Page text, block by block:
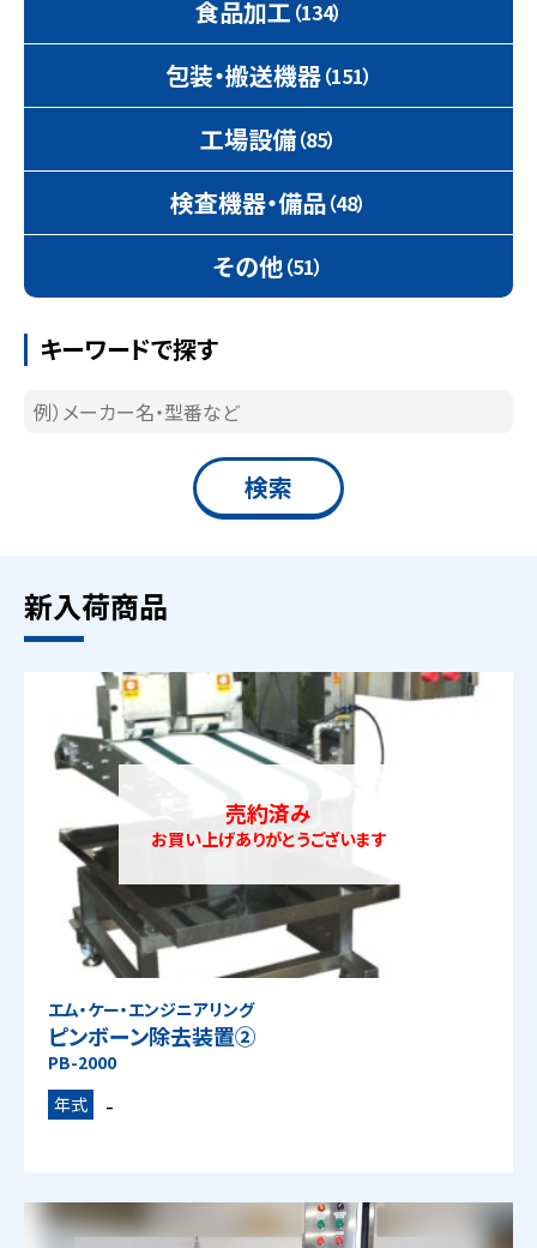
食品加工 （134）
包装・搬送機器（151）
工場設備（85）
検査機器・備品（48）
その他（51）
キーワードで探す
新入荷商品
売約済み
お買い上げありがとうございます
エム・ケー・エンジニアリング
ピンボーン除去装置②
PB-2000
年式
-